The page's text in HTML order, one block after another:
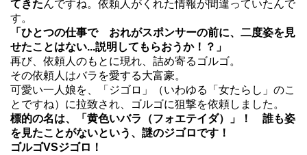
てきたんですね。依頼人がくれた情報が間違っていたんで
す。
「ひとつの仕事で おれがスポンサーの前に、二度姿を見
せたことはない...説明してもらおうか！？」
再び、依頼人のもとに現れ、詰め寄るゴルゴ。
その依頼人はバラを愛する大富豪。
可愛い一人娘を、「ジゴロ」（いわゆる「女たらし」のこ
とですね）に拉致され、ゴルゴに狙撃を依頼しました。
標的の名は、
「黄色いバラ（フォエテイダ）」
！ 誰も姿
を見たことがないという、 謎のジゴロです！
ゴルゴVSジゴロ！